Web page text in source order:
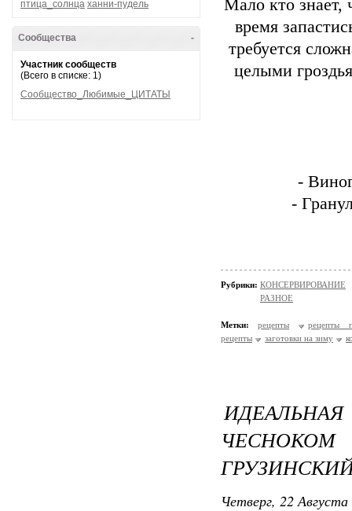
птица_солнца ханни-пудель
-
Сообщества
Участник сообществ
(Всего в списке: 1)
Сообщество_Любимые_ЦИТАТЫ
Мало кто знает,
время
требуется
целыми
-
-
Рубрики: КОНСЕРВИРОВАНИЕ
РАЗНОЕ
Метки: рецепты
рецепты
рецепты
заготовки на зиму
Четверг, 22